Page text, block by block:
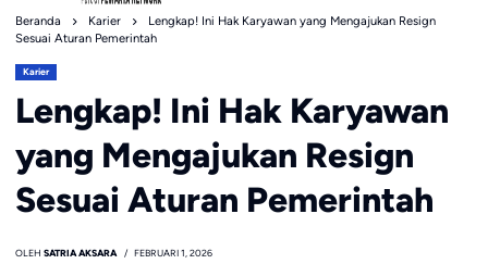
Beranda Karier
Lengkap! Ini Hak Karyawan yang Mengajukan Resign
Sesuai Aturan Pemerintah
Karier
Lengkap! Ini Hak Karyawan
yang Mengajukan Resign
Sesuai Aturan Pemerintah
OLEH SATRIA AKSARA FEBRUARI 1, 2026